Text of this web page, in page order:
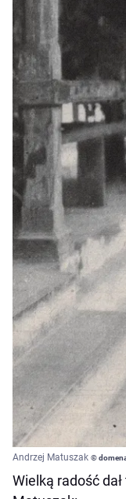
Andrzej Matuszak ©
Wielką radość